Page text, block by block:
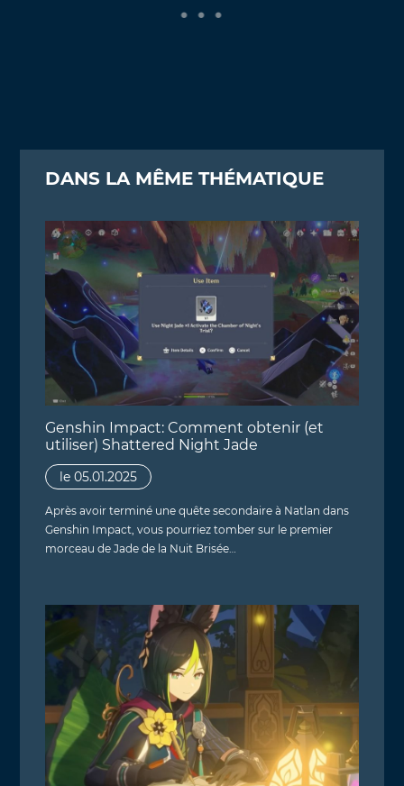
DANS LA MÊME THÉMATIQUE
Genshin Impact: Comment obtenir (et
utiliser) Shattered Night Jade
le 05.01.2025
Après avoir terminé une quête secondaire à Natlan dans
Genshin Impact, vous pourriez tomber sur le premier
morceau de Jade de la Nuit Brisée…